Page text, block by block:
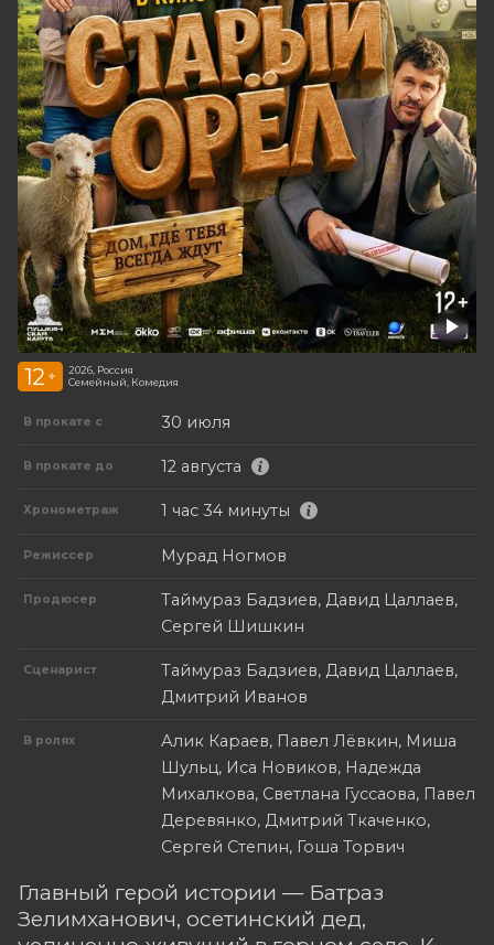
12 +
2026, Россия
Семейный, Комедия
В прокате с 30 июля
В прокате до 12 августа
Хронометраж 1 час 34 минуты
Режиссер Мурад Ногмов
Продюсер
Таймураз Бадзиев, Давид Цаллаев,
Сергей Шишкин
Сценарист
Таймураз Бадзиев, Давид Цаллаев,
Дмитрий Иванов
В ролях
Алик Караев, Павел Лёвкин, Миша
Шульц, Иса Новиков, Надежда
Михалкова, Светлана Гуссаова, Павел
Деревянко, Дмитрий Ткаченко,
Сергей Степин, Гоша Торвич
Главный герой истории — Батраз
Зелимханович, осетинский дед,